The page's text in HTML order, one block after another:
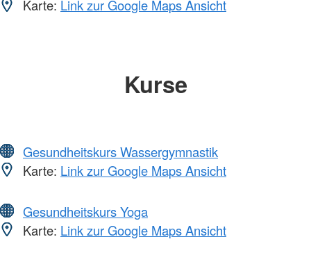
Karte: Link zur Google Maps Ansicht
Kurse
Gesundheitskurs Wassergymnastik
Karte: Link zur Google Maps Ansicht
Gesundheitskurs Yoga
Karte: Link zur Google Maps Ansicht